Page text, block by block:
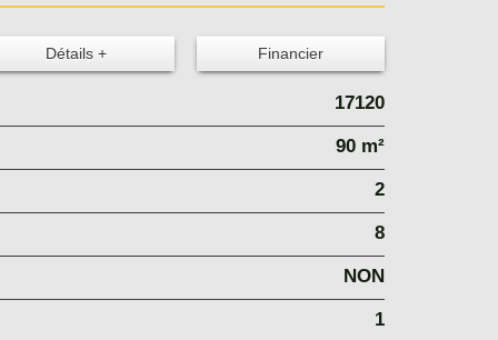
Détails + Financier
17120
90 m²
2
8
NON
1